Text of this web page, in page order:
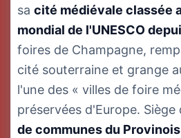
sa cité médiévale classée
mondial de l'UNESCO
foires de Champagne,
cité souterraine et grange
l'une des « villes de foire
préservées d'Europe. Siège
de communes du Provinois